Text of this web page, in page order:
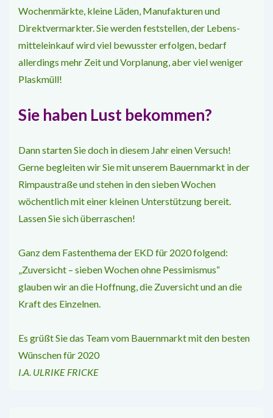
Wochenmärkte, kleine Läden, Manufakturen und
Direktver­markter. Sie werden feststellen, der Lebens­
mitteleinkauf wird viel bewusster erfolgen, bedarf
allerdings mehr Zeit und Vorplanung, aber viel weniger
Plaskmüll!
Sie haben Lust bekommen?
Dann starten Sie doch in diesem Jahr einen Versuch!
Gerne begleiten wir Sie mit unse­rem Bauernmarkt in der
Rimpaustraße und stehen in den sieben Wochen
wöchentlich mit einer kleinen Unterstützung bereit.
Lassen Sie sich überraschen!
Ganz dem Fastenthema der EKD für 2020 folgend:
„Zuversicht – sieben Wochen ohne Pessimismus“
glauben wir an die Hoffnung, die Zuversicht und an die
Kraft des Einzel­nen.
Es grüßt Sie das Team vom Bauernmarkt mit den besten
Wünschen für 2020
I.A. ULRIKE FRICKE